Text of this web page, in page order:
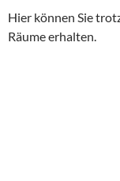
Hier können Sie
Räume erhalten.